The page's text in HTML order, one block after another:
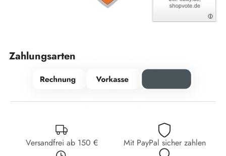
Zahlungsarten
Versandfrei ab 150 € Mit PayPal sicher zahlen